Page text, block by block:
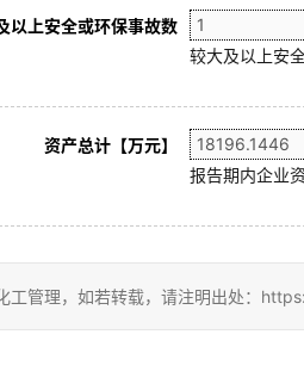
以上安全或环保事故数
较大及以上安
资产总计【万元】
报告期内企业
工管理，如若转载，请注明出处：